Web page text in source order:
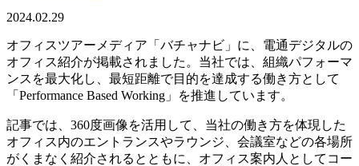
2024.02.29
オフィスツアーメディア「バチャナビ」に、電通デジタルの
オフィス紹介が掲載されました。当社では、組織パフォーマ
ンスを最大化し、最短距離で目的を達成する働き方として
「Performance Based Working」を推進しています。
記事では、360度画像を活用して、当社の働き方を体現した
オフィス内のエントランスやラウンジ、会議室などの各場所
がくまなく紹介されるとともに、オフィス案内人としてコー